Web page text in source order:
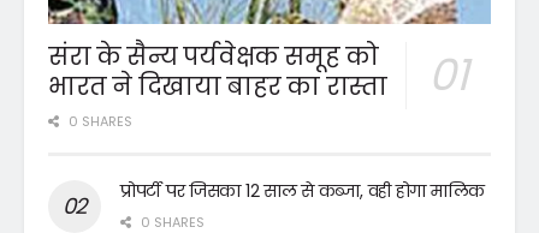
संरा के सैन्य पर्यवेक्षक समूह को
भारत ने दिखाया बाहर का रास्ता
0 SHARES
प्रोपर्टी पर जिसका 12 साल से कब्जा, वही होगा मालिक
0 SHARES